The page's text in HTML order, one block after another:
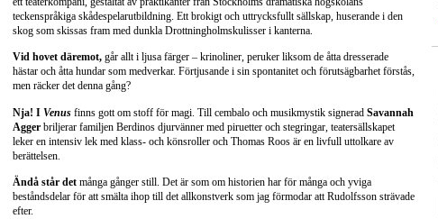
teckenspråkiga skådespelarutbildning. Ett brokigt och uttrycksfullt sällskap, huserande i den
skog som skissas fram med dunkla Drottningholmskulisser i kanterna.
Vid hovet däremot, går allt i ljusa färger – krinoliner, peruker liksom de åtta dresserade
hästar och åtta hundar som medverkar. Förtjusande i sin spontanitet och förutsägbarhet förstås,
men räcker det denna gång?
Nja! I Venus finns gott om stoff för magi. Till cembalo och musikmystik signerad Savannah
Agger briljerar familjen Berdinos djurvänner med piruetter och stegringar, teatersällskapet
leker en intensiv lek med klass- och könsroller och Thomas Roos är en livfull uttolkare av
berättelsen.
Ändå står det många gånger still. Det är som om historien har för många och yviga
beståndsdelar för att smälta ihop till det allkonstverk som jag förmodar att Rudolfsson strävade
efter.